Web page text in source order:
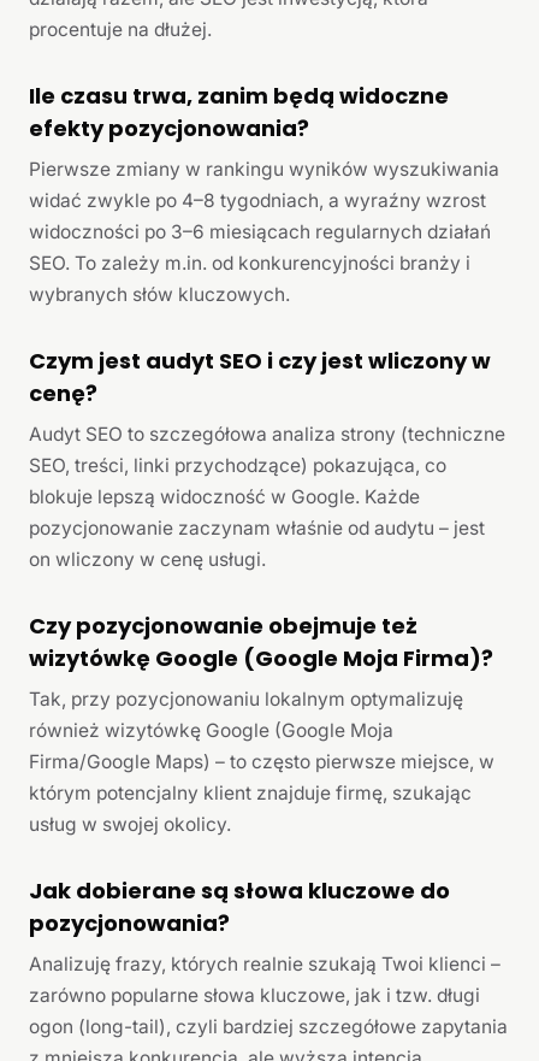
procentuje na dłużej.
Ile czasu trwa, zanim będą widoczne
efekty pozycjonowania?
Pierwsze zmiany w rankingu wyników wyszukiwania
widać zwykle po 4–8 tygodniach, a wyraźny wzrost
widoczności po 3–6 miesiącach regularnych działań
SEO. To zależy m.in. od konkurencyjności branży i
wybranych słów kluczowych.
Czym jest audyt SEO i czy jest wliczony w
cenę?
Audyt SEO to szczegółowa analiza strony (techniczne
SEO, treści, linki przychodzące) pokazująca, co
blokuje lepszą widoczność w Google. Każde
pozycjonowanie zaczynam właśnie od audytu – jest
on wliczony w cenę usługi.
Czy pozycjonowanie obejmuje też
wizytówkę Google (Google Moja Firma)?
Tak, przy pozycjonowaniu lokalnym optymalizuję
również wizytówkę Google (Google Moja
Firma/Google Maps) – to często pierwsze miejsce, w
którym potencjalny klient znajduje firmę, szukając
usług w swojej okolicy.
Jak dobierane są słowa kluczowe do
pozycjonowania?
Analizuję frazy, których realnie szukają Twoi klienci –
zarówno popularne słowa kluczowe, jak i tzw. długi
ogon (long-tail), czyli bardziej szczegółowe zapytania